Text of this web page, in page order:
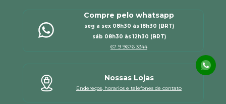
Compre pelo whatsapp
seg a sex 08h30 às 18h30 (BRT)
sáb 08h30 às 12h30 (BRT)
67 9 9676 3344
Nossas Lojas
Endereços, horarios e telefones de contato